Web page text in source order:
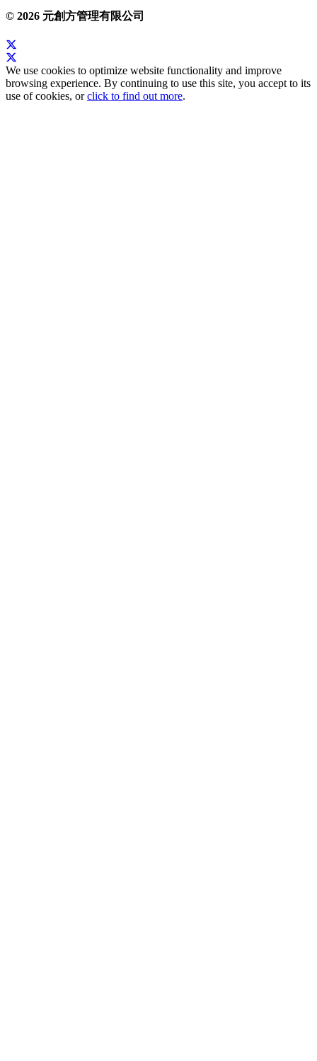
© 2026 元創方管理有限公司
We use cookies to optimize website functionality and improve
browsing experience. By continuing to use this site, you accept to its
use of cookies, orclick to find out more.